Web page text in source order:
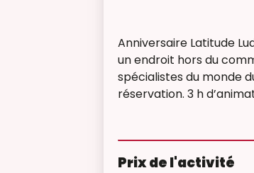
Anniversaire Latitude
un endroit hors du
spécialistes du monde
réservation. 3 h
Prix de l'activité